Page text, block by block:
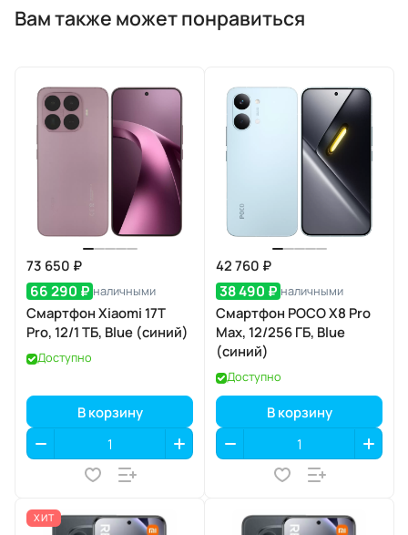
Вам также может понравиться
73 650 ₽
66 290 ₽ наличными
Смартфон Xiaomi 17T
Pro, 12/1 ТБ, Blue (синий)
Доступно
В корзину
42 760 ₽
38 490 ₽ наличными
Смартфон POCO X8 Pro
Max, 12/256 ГБ, Blue
(синий)
Доступно
В корзину
ХИТ